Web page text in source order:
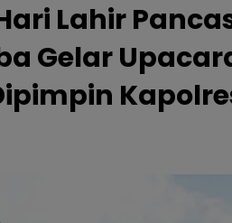
Lahir
Gelar